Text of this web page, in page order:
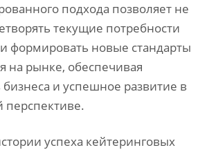
подхода позволяет не
текущие потребности
формировать новые стандарты
на рынке‚ обеспечивая
бизнеса и успешное развитие в
перспективе.
успеха кейтеринговых